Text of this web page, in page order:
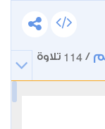
/
114 تلاوة